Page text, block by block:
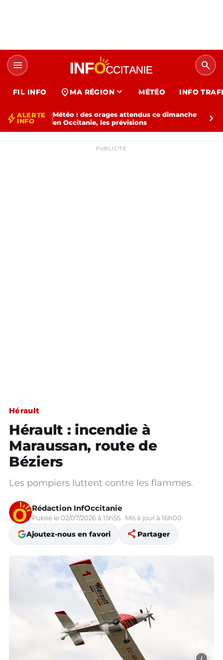
menu search
FIL INFO location_on MA RÉGION expand_more MÉTÉO INFO
bolt ALERTE
INFO
Météo : des orages attendus ce dimanche
en Occitanie, les prévisions
chevron_right
PUBLICITÉ
Hérault
Hérault : incendie à
Maraussan, route de
Béziers
Les pompiers luttent contre les flammes.
Rédaction InfOccitanie
Publié le 02/07/2026 à 15h55 · Mis à jour à 16h00
Ajoutez-nous en favori share Partager